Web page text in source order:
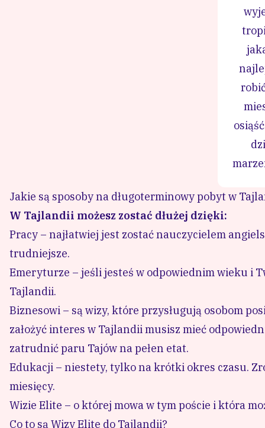
Jakie są sposoby na długoterminowy pobyt w
W Tajlandii możesz zostać dłużej dzięki:
Pracy – najłatwiej jest zostać nauczycielem
trudniejsze.
Emeryturze – jeśli jesteś w odpowiednim wieku i
Tajlandii.
Biznesowi – są wizy, które przysługują osobom
założyć interes w Tajlandii musisz mieć
zatrudnić paru Tajów na pełen etat.
Edukacji – niestety, tylko na krótki okres czasu.
miesięcy.
Wizie Elite – o której mowa w tym poście i która
Co to są Wizy Elite do Tajlandii?